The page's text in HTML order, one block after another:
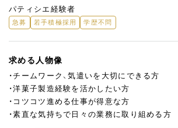
パティシエ経験者
急募 若手積極採用 学歴不問
求める人物像
・チームワーク、気遣いを大切にできる方
・洋菓子製造経験を活かしたい方
・コツコツ進める仕事が得意な方
・素直な気持ちで日々の業務に取り組める方